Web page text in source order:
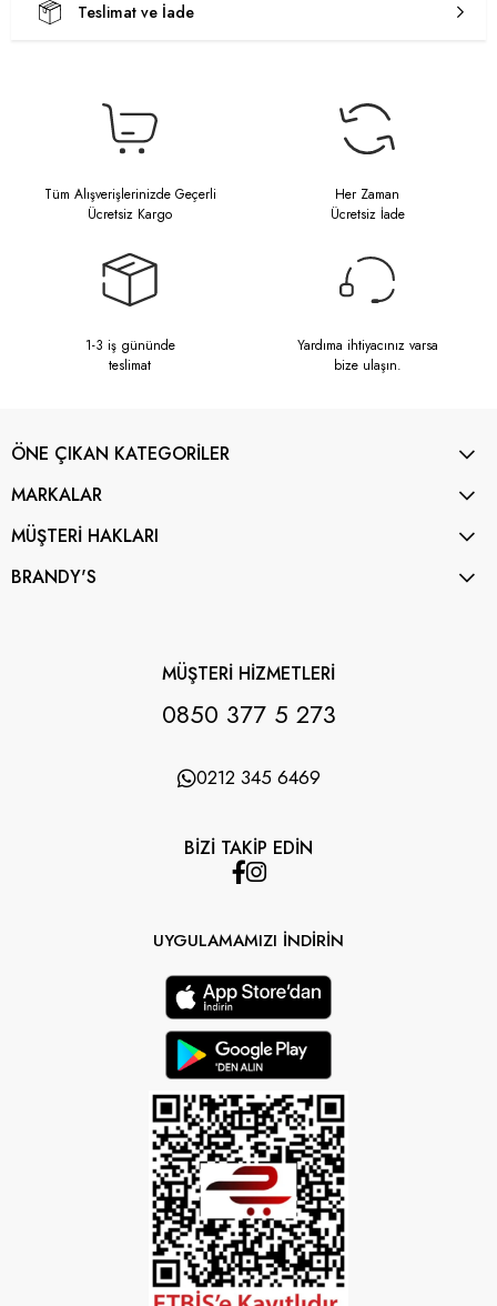
Teslimat ve İade
Tüm Alışverişlerinizde Geçerli
Ücretsiz Kargo
Her Zaman
Ücretsiz İade
1-3 iş gününde
teslimat
Yardıma ihtiyacınız varsa
bize ulaşın.
ÖNE ÇIKAN KATEGORİLER
MARKALAR
MÜŞTERİ HAKLARI
BRANDY'S
MÜŞTERİ HİZMETLERİ
0850 377 5 273
0212 345 6469
BİZİ TAKİP EDİN
UYGULAMAMIZI İNDİRİN